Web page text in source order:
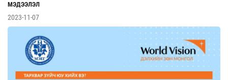
МЭДЭЭЛЭЛ
2023-11-07